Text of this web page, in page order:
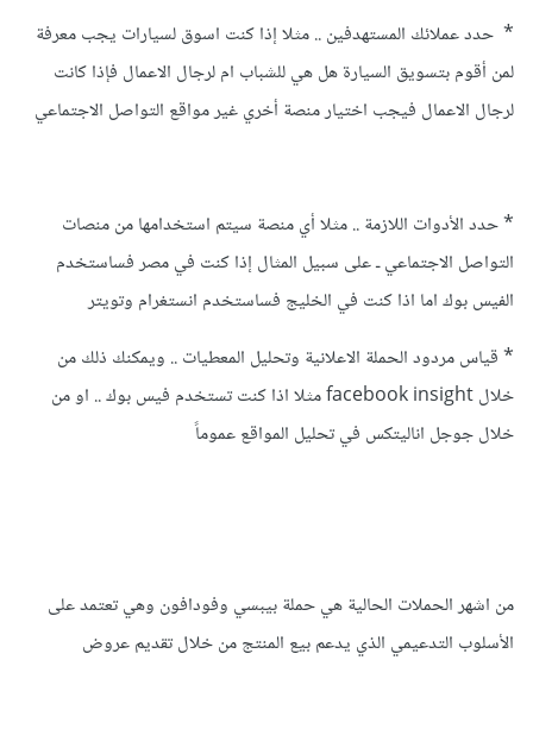
* حدد عملائك المستهدفين .. مثلا إذا كنت اسوق لسيارات يجب معرفة
لمن أقوم بتسويق السيارة هل هي للشباب ام لرجال الاعمال فإذا كانت
لرجال الاعمال فيجب اختيار منصة أخري غير مواقع التواصل الاجتماعي
* حدد الأدوات اللازمة .. مثلا أي منصة سيتم استخدامها من منصات
التواصل الاجتماعي ـ على سبيل المثال إذا كنت في مصر فساستخدم
الفيس بوك اما اذا كنت في الخليج فساستخدم انستغرام وتويتر
* قياس مردود الحملة الاعلانية وتحليل المعطيات .. ويمكنك ذلك من
خلال facebook insight مثلا اذا كنت تستخدم فيس بوك .. او من
خلال جوجل اناليتكس في تحليل المواقع عموماً
من اشهر الحملات الحالية هي حملة بيبسي وفودافون وهي تعتمد على
الأسلوب التدعيمي الذي يدعم بيع المنتج من خلال تقديم عروض